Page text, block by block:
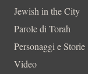
Jewish in the City
Parole di Torah
Personaggi e Storie
Video